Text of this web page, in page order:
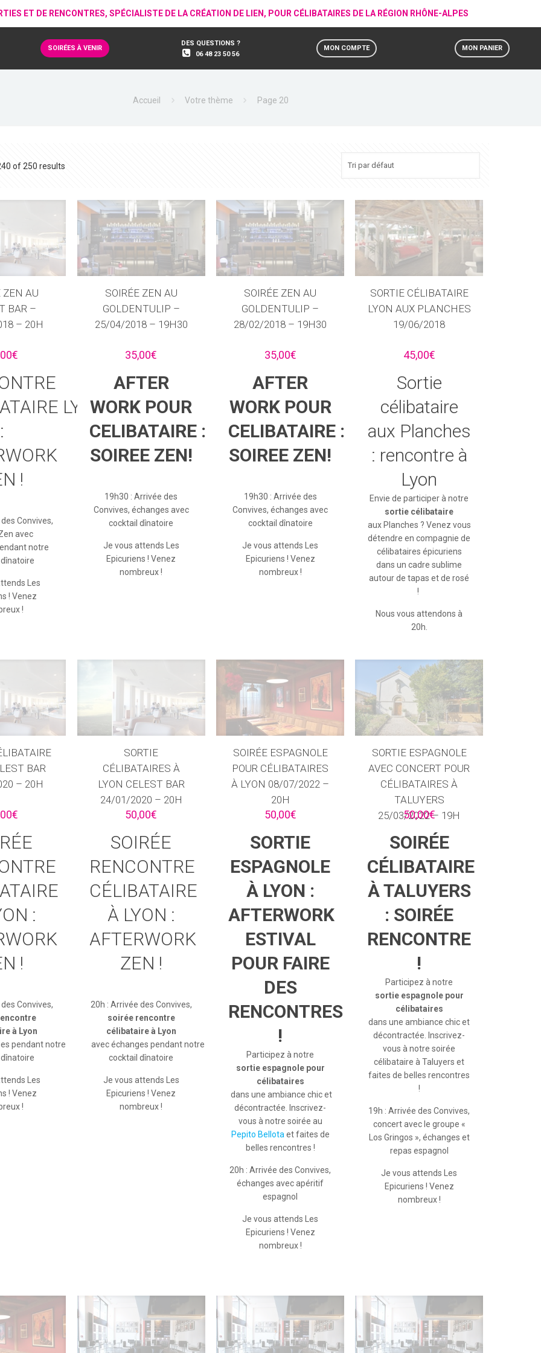
ET DE RENCONTRES, SPÉCIALISTE DE LA CRÉATION DE LIEN, POUR CÉLIBATAIRES DE LA RÉGION RHÔNE-ALPES
SOIRÉES À VENIR
DES QUESTIONS ?
06 48 23 50 56
MON COMPTE MON PANIER
Accueil Votre thème Page 20
of 250 results
ZEN AU
BAR –
– 20H
€
LYON
:
!
Convives,
avec
notre
Les
! Venez
!
SOIRÉE ZEN AU
GOLDENTULIP –
25/04/2018 – 19H30
35,00€
AFTER
WORK POUR
CELIBATAIRE :
SOIREE ZEN!
19h30 : Arrivée des
Convives, échanges avec
cocktail dînatoire
Je vous attends Les
Epicuriens ! Venez
nombreux !
SOIRÉE ZEN AU
GOLDENTULIP –
28/02/2018 – 19H30
35,00€
AFTER
WORK POUR
CELIBATAIRE :
SOIREE ZEN!
19h30 : Arrivée des
Convives, échanges avec
cocktail dînatoire
Je vous attends Les
Epicuriens ! Venez
nombreux !
SORTIE CÉLIBATAIRE
LYON AUX PLANCHES
19/06/2018
45,00€
Sortie
célibataire
aux Planches
: rencontre à
Lyon
Envie de participer à notre
sortie célibataire
aux Planches ? Venez vous
détendre en compagnie de
célibataires épicuriens
dans un cadre sublime
autour de tapas et de rosé
!
Nous vous attendons à
20h.
BAR
– 20H
€
:
!
Convives,
à Lyon
pendant notre
Les
! Venez
!
SORTIE
CÉLIBATAIRES À
LYON CELEST BAR
24/01/2020 – 20H
50,00€
SOIRÉE
RENCONTRE
CÉLIBATAIRE
À LYON :
AFTERWORK
ZEN !
20h : Arrivée des Convives,
soirée rencontre
célibataire à Lyon
avec échanges pendant notre
cocktail dînatoire
Je vous attends Les
Epicuriens ! Venez
nombreux !
SOIRÉE ESPAGNOLE
POUR CÉLIBATAIRES
À LYON 08/07/2022 –
20H
50,00€
SORTIE
ESPAGNOLE
À LYON :
AFTERWORK
ESTIVAL
POUR FAIRE
DES
RENCONTRES
!
Participez à notre
sortie espagnole pour
célibataires
dans une ambiance chic et
décontractée. Inscrivez-
vous à notre soirée au
Pepito Bellotaet faites de
belles rencontres !
20h : Arrivée des Convives,
échanges avec apéritif
espagnol
Je vous attends Les
Epicuriens ! Venez
nombreux !
SORTIE ESPAGNOLE
AVEC CONCERT POUR
CÉLIBATAIRES À
TALUYERS
25/03/2022 – 19H
50,00€
SOIRÉE
CÉLIBATAIRE
À TALUYERS
: SOIRÉE
RENCONTRE
!
Participez à notre
sortie espagnole pour
célibataires
dans une ambiance chic et
décontractée. Inscrivez-
vous à notre soirée
célibataire à Taluyers et
faites de belles rencontres
!
19h : Arrivée des Convives,
concert avec le groupe «
Los Gringos », échanges et
repas espagnol
Je vous attends Les
Epicuriens ! Venez
nombreux !